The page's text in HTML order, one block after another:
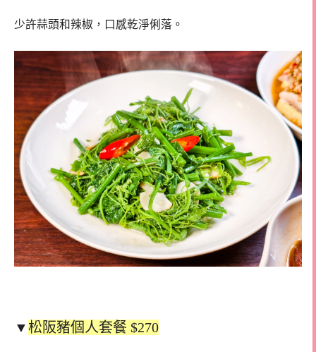
少許蒜頭和辣椒，口感乾淨俐落。
▼松阪豬個人套餐 $270